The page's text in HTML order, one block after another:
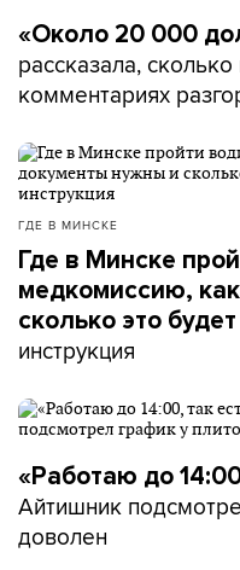
«Около 20 000
рассказала,
комментариях
ГДЕ В МИНСКЕ
Где в Минске
медкомиссию,
сколько это будет
инструкция
«Работаю до
Айтишник
доволен